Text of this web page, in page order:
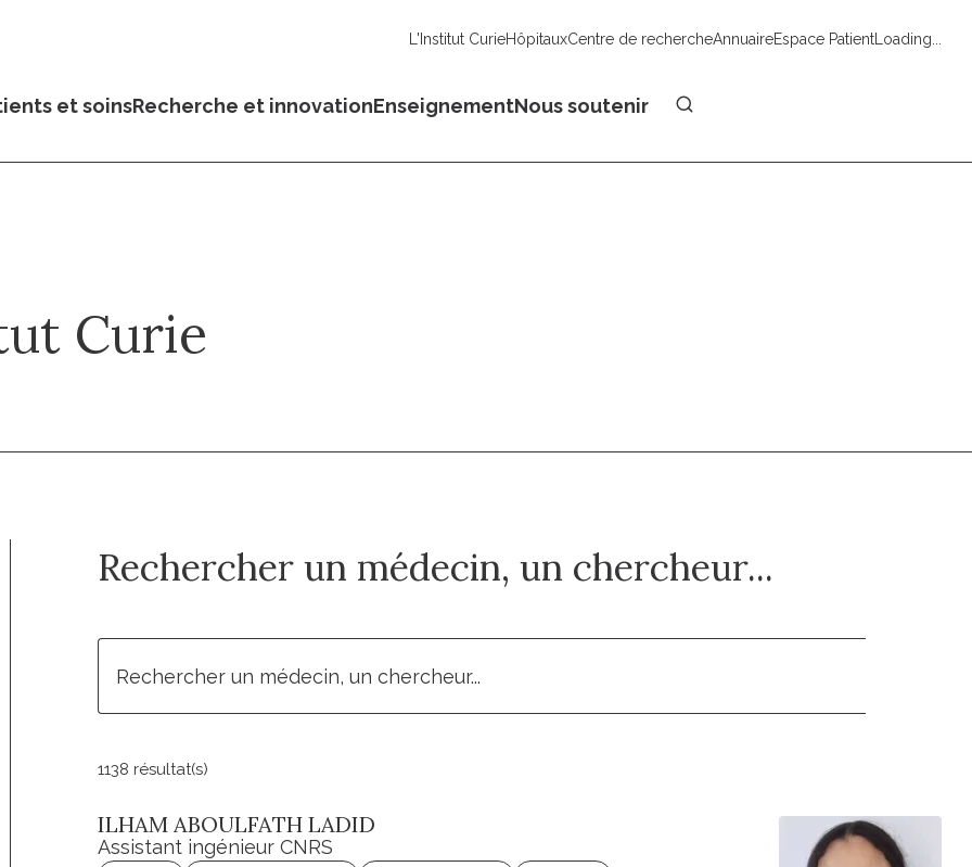
L'Institut CurieHôpitauxCentre de rechercheAnnuaireEspace PatientLoading...
et soinsRecherche et innovationEnseignementNous soutenir
Curie
Rechercher un médecin, un chercheur...
1138 résultat(s)
ILHAM ABOULFATH LADID
Assistant ingénieur CNRS